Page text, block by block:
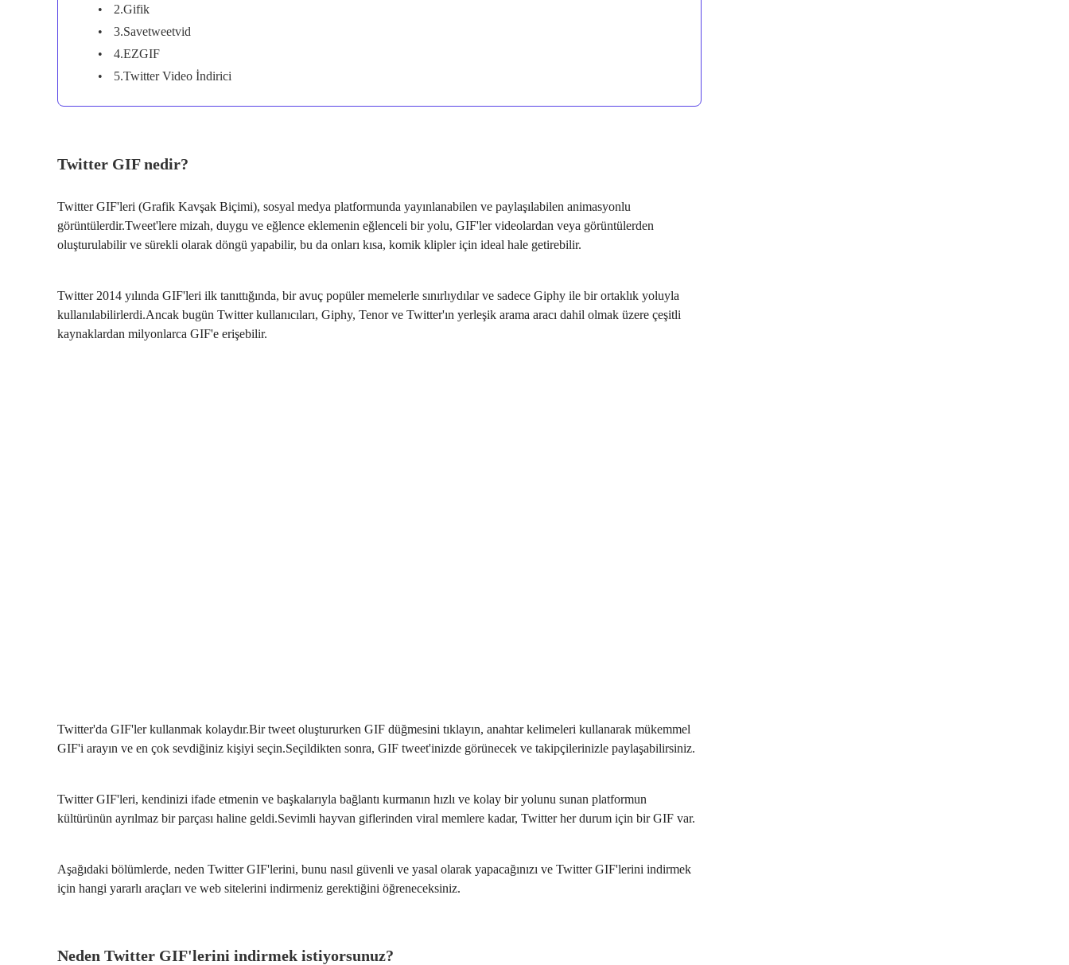
2.Gifik
3.Savetweetvid
4.EZGIF
5.Twitter Video İndirici
Twitter GIF nedir?
Twitter GIF'leri (Grafik Kavşak Biçimi), sosyal medya platformunda yayınlanabilen ve paylaşılabilen animasyonlu
görüntülerdir.Tweet'lere mizah, duygu ve eğlence eklemenin eğlenceli bir yolu, GIF'ler videolardan veya görüntülerden
oluşturulabilir ve sürekli olarak döngü yapabilir, bu da onları kısa, komik klipler için ideal hale getirebilir.
Twitter 2014 yılında GIF'leri ilk tanıttığında, bir avuç popüler memelerle sınırlıydılar ve sadece Giphy ile bir ortaklık yoluyla
kullanılabilirlerdi.Ancak bugün Twitter kullanıcıları, Giphy, Tenor ve Twitter'ın yerleşik arama aracı dahil olmak üzere çeşitli
kaynaklardan milyonlarca GIF'e erişebilir.
Twitter'da GIF'ler kullanmak kolaydır.Bir tweet oluştururken GIF düğmesini tıklayın, anahtar kelimeleri kullanarak mükemmel
GIF'i arayın ve en çok sevdiğiniz kişiyi seçin.Seçildikten sonra, GIF tweet'inizde görünecek ve takipçilerinizle paylaşabilirsiniz.
Twitter GIF'leri, kendinizi ifade etmenin ve başkalarıyla bağlantı kurmanın hızlı ve kolay bir yolunu sunan platformun
kültürünün ayrılmaz bir parçası haline geldi.Sevimli hayvan giflerinden viral memlere kadar, Twitter her durum için bir GIF var.
Aşağıdaki bölümlerde, neden Twitter GIF'lerini, bunu nasıl güvenli ve yasal olarak yapacağınızı ve Twitter GIF'lerini indirmek
için hangi yararlı araçları ve web sitelerini indirmeniz gerektiğini öğreneceksiniz.
Neden Twitter GIF'lerini indirmek istiyorsunuz?